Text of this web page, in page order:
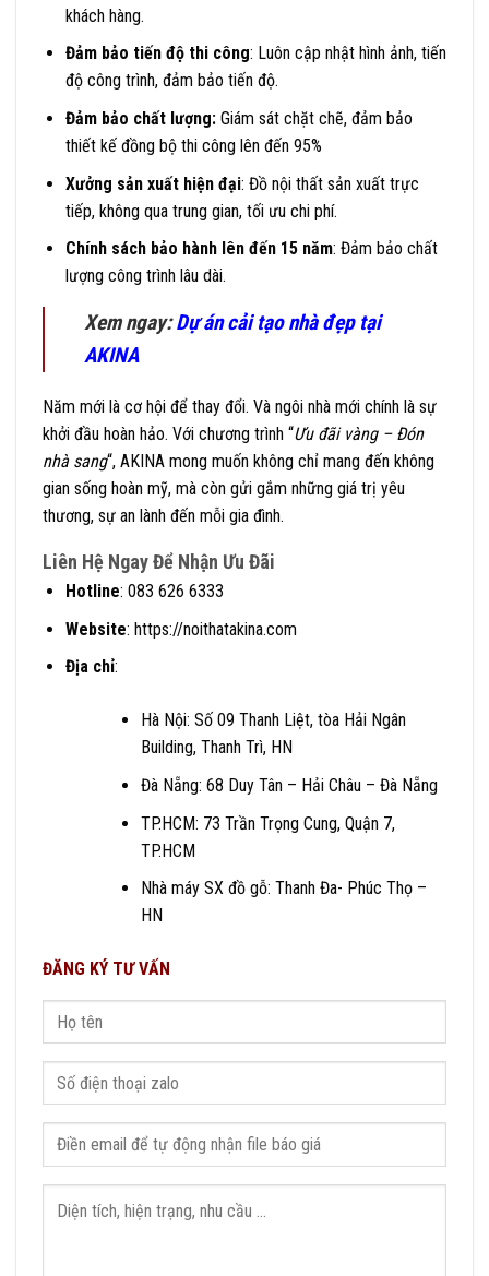
khách hàng.
Đảm bảo tiến độ thi công: Luôn cập nhật hình ảnh, tiến
độ công trình, đảm bảo tiến độ.
Đảm bảo chất lượng:Giám sát chặt chẽ, đảm bảo
thiết kế đồng bộ thi công lên đến 95%
Xưởng sản xuất hiện đại: Đồ nội thất sản xuất trực
tiếp, không qua trung gian, tối ưu chi phí.
Chính sách bảo hành lên đến 15 năm: Đảm bảo chất
lượng công trình lâu dài.
Xem ngay:Dự án cải tạo nhà đẹp tại
AKINA
Năm mới là cơ hội để thay đổi. Và ngôi nhà mới chính là sự
khởi đầu hoàn hảo. Với chương trình “Ưu đãi vàng – Đón
nhà sang“, AKINA mong muốn không chỉ mang đến không
gian sống hoàn mỹ, mà còn gửi gắm những giá trị yêu
thương, sự an lành đến mỗi gia đình.
Liên Hệ Ngay Để Nhận Ưu Đãi
Hotline: 083 626 6333
Website: https://noithatakina.com
Địa chỉ:
Hà Nội: Số 09 Thanh Liệt, tòa Hải Ngân
Building, Thanh Trì, HN
Đà Nẵng: 68 Duy Tân – Hải Châu – Đà Nẵng
TP.HCM: 73 Trần Trọng Cung, Quận 7,
TP.HCM
Nhà máy SX đồ gỗ: Thanh Đa- Phúc Thọ –
HN
ĐĂNG KÝ TƯ VẤN